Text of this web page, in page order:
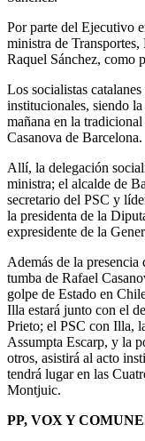
Por parte del Ejecutivo
ministra de
Raquel Sánchez, como
Los socialistas
institucionales, siendo
mañana en la
Casanova de Barcelona.
Allí, la delegación
ministra; el alcalde de
secretario del PSC y
la presidenta de la
expresidente de la
Además de la
tumba de Rafael
golpe de Estado en
Illa estará junto con el
Prieto; el PSC con Illa,
Assumpta Escarp, y la
otros, asistirá al acto
tendrá lugar en las
Montjuic.
PP, VOX Y